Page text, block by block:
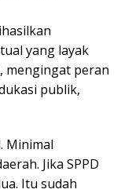
yang layak
mengingat peran
publik,
Minimal
Jika SPPD
Itu sudah